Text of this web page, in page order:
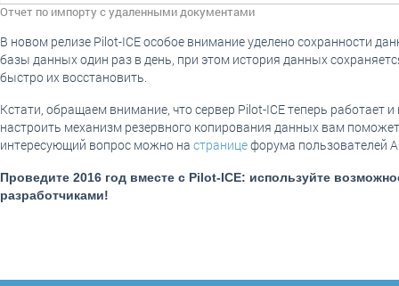
Отчет по импорту с удаленными документами
В новом релизе Pilot-ICE особое внимание уделено сохранности
базы данных один раз в день, при этом история данных
быстро их восстановить.
Кстати, обращаем внимание, что сервер Pilot-ICE теперь работает
настроить механизм резервного копирования данных вам
интересующий вопрос можно на страницефорума пользователей
Проведите 2016 год вместе с Pilot-ICE: используйте
разработчиками!